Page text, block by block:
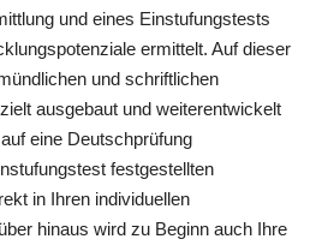
und eines Einstufungstests
ermittelt. Auf dieser
und schriftlichen
ausgebaut und weiterentwickelt
eine Deutschprüfung
festgestellten
in Ihren individuellen
hinaus wird zu Beginn auch Ihre